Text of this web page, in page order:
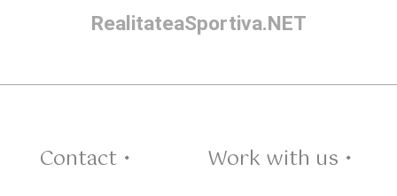
RealitateaSportiva.NET
Contact • Work with us •